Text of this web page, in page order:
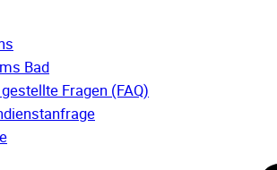
Bad
Fragen (FAQ)